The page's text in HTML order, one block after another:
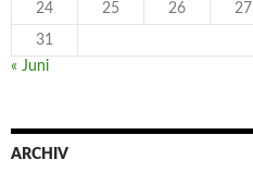
24 25 26 27
31
« Juni
ARCHIV